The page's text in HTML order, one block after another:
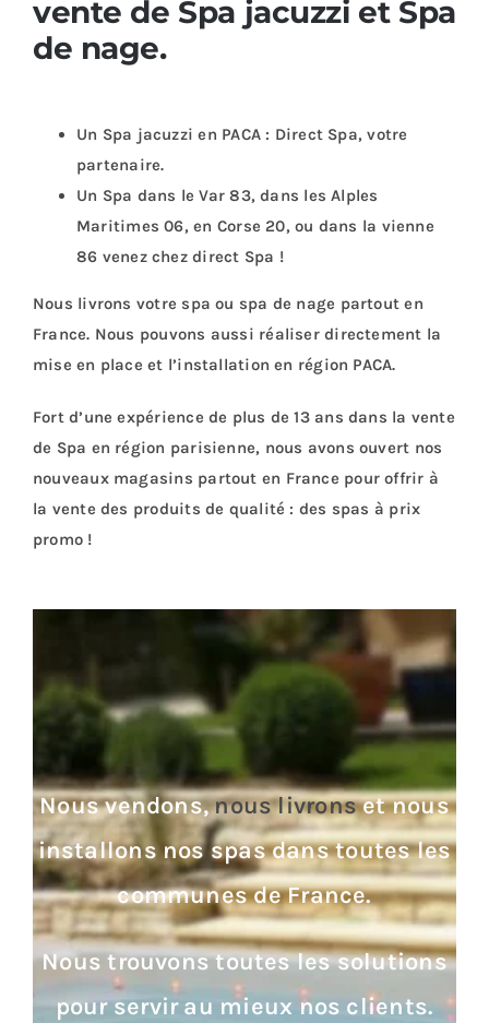
vente de Spa jacuzzi et Spa
de nage.
Un Spa jacuzzi en PACA : Direct Spa, votre
partenaire.
Un Spa dans le Var 83, dans les Alples
Maritimes 06, en Corse 20, ou dans la vienne
86 venez chez direct Spa !
Nous livrons votre spa ou spa de nage partout en
France. Nous pouvons aussi réaliser directement la
mise en place et l’installation en région PACA.
Fort d’une expérience de plus de 13 ans dans la vente
de Spa en région parisienne, nous avons ouvert nos
nouveaux magasins partout en France pour offrir à
la vente des produits de qualité : des spas à prix
promo !
Nous vendons,nous livronset nous
installons nos spas dans toutes les
communes de France.
Nous trouvons toutes les solutions
pour servir au mieux nos clients.